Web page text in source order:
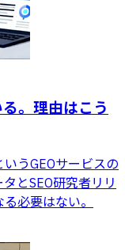
。理由はこう
うGEOサービスの
とSEO研究者リリ
必要はない。